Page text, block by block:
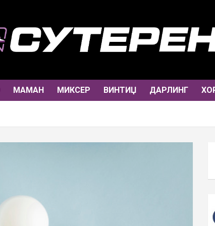
МАМАН МИКСЕР ВИНТИЏ ДАРЛИНГ